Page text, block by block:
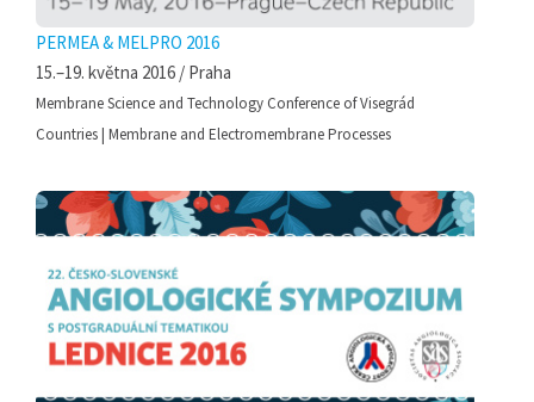
PERMEA & MELPRO 2016
15.–19. května 2016 / Praha
Membrane Science and Technology Conference of Visegrád
Countries | Membrane and Electromembrane Processes